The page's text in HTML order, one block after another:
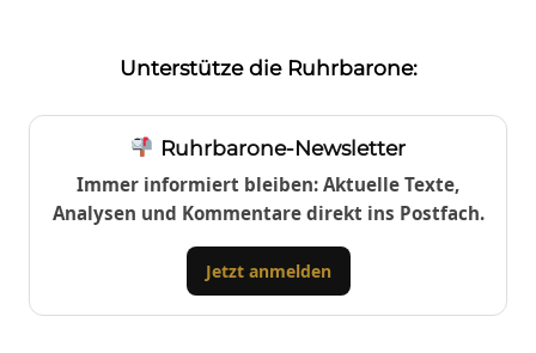
Unterstütze die Ruhrbarone:
Ruhrbarone-Newsletter
Immer informiert bleiben: Aktuelle Texte,
Analysen und Kommentare direkt ins Postfach.
Jetzt anmelden